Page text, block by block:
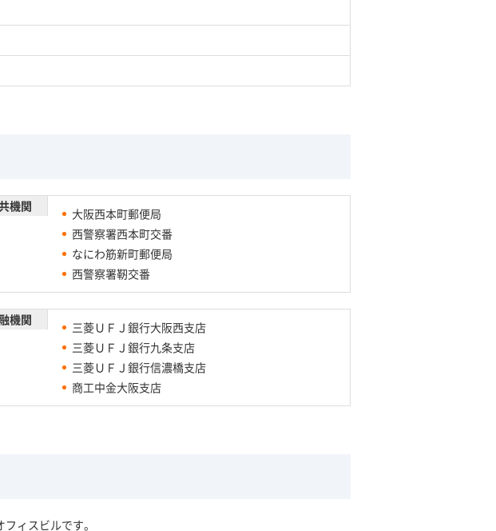
機関
大阪西本町郵便局
西警察署西本町交番
なにわ筋新町郵便局
西警察署靭交番
機関
三菱ＵＦＪ銀行大阪西支店
三菱ＵＦＪ銀行九条支店
三菱ＵＦＪ銀行信濃橋支店
商工中金大阪支店
ィスビルです。